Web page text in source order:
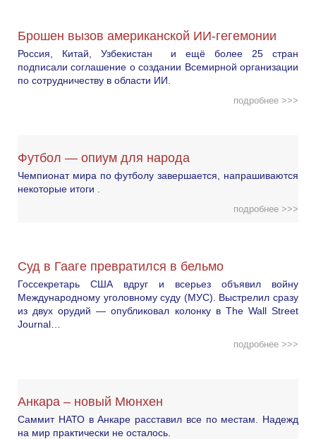
Брошен вызов американской ИИ-гегемонии
Россия, Китай, Узбекистан и ещё более 25 стран
подписали соглашение о создании Всемирной организации
по сотрудничеству в области ИИ.
подробнее >>>
Футбол — опиум для народа
Чемпионат мира по футболу завершается, напрашиваются
некоторые итоги .
подробнее >>>
Суд в Гааге превратился в бельмо
Госсекретарь США вдруг и всерьез объявил войну
Международному уголовному суду (МУС). Выстрелил сразу
из двух орудий — опубликовал колонку в The Wall Street
Journal…
подробнее >>>
Анкара – новый Мюнхен
Саммит НАТО в Анкаре расставил все по местам. Надежд
на мир практически не осталось.